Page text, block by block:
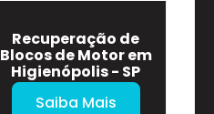
Recuperação de
Blocos de Motor em
Higienópolis - SP
Saiba Mais